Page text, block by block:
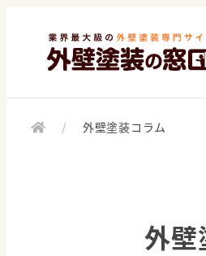
/ 外壁塗装コラム
外壁